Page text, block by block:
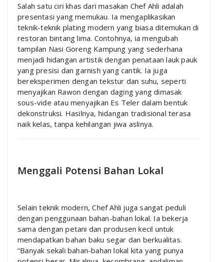
Salah satu ciri khas dari masakan Chef Ahli adalah
presentasi yang memukau. Ia mengaplikasikan
teknik-teknik plating modern yang biasa ditemukan di
restoran bintang lima. Contohnya, ia mengubah
tampilan Nasi Goreng Kampung yang sederhana
menjadi hidangan artistik dengan penataan lauk pauk
yang presisi dan garnish yang cantik. Ia juga
bereksperimen dengan tekstur dan suhu, seperti
menyajikan Rawon dengan daging yang dimasak
sous-vide atau menyajikan Es Teler dalam bentuk
dekonstruksi. Hasilnya, hidangan tradisional terasa
naik kelas, tanpa kehilangan jiwa aslinya.
Menggali Potensi Bahan Lokal
Selain teknik modern, Chef Ahli juga sangat peduli
dengan penggunaan bahan-bahan lokal. Ia bekerja
sama dengan petani dan produsen kecil untuk
mendapatkan bahan baku segar dan berkualitas.
“Banyak sekali bahan-bahan lokal kita yang punya